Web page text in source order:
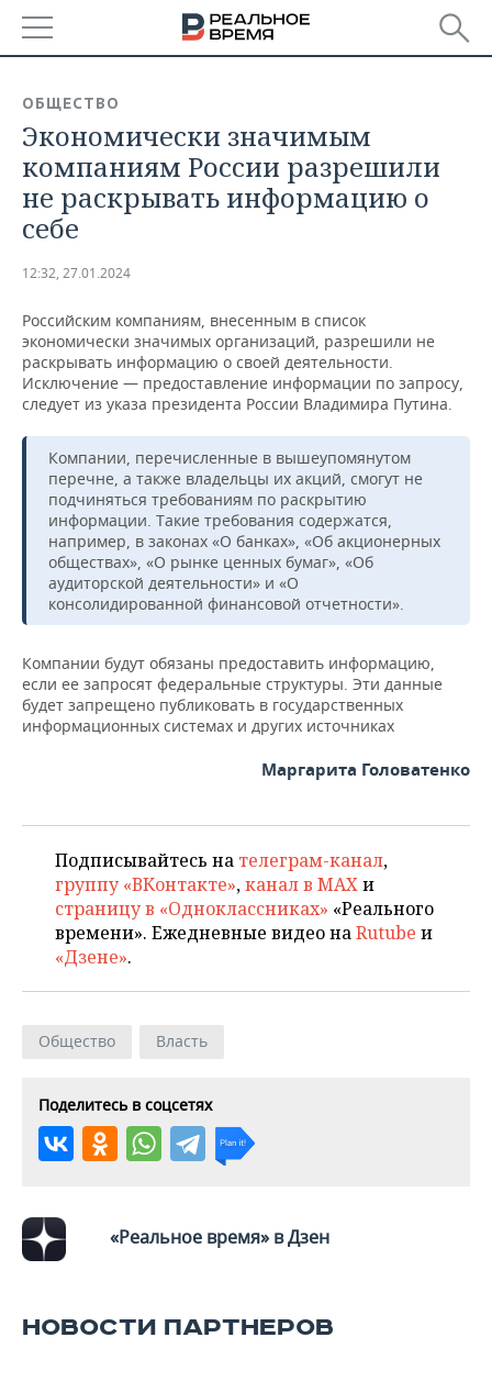
БАШКОРТОСТАН
ТАТАРСТАН
УДМУРТИЯ
НОВОСТИ
АНАЛИТИКА
НОВОСТИ АНАЛИТИКИ
ДЕКЛАРАЦИИ О ДОХОДАХ
КОРОЛИ ГОСЗАКАЗА ПФО
ВУЗЫ ТАТАРСТАНА
КОМУ ПРИНАДЛЕЖАТ
ТОРГОВЫЕ ЦЕНТРЫ
ТАТАРСТАНА
ЭКОНОМИКА
НОВОСТИ ЭКОНОМИКИ
ФИНАНСЫ
БАНКИ
БЮДЖЕТ
ИНВЕСТИЦИИ
ПРОМЫШЛЕННОСТЬ
НОВОСТИ
ПРОМЫШЛЕННОСТИ
АГРОПРОМ
МАШИНОСТРОЕНИЕ
НЕФТЕХИМИЯ
НЕФТЬ
ОПК
НЕДВИЖИМОСТЬ
НОВОСТИ НЕДВИЖИМОСТИ
АВТО
НОВОСТИ АВТО
БИЗНЕС
НОВОСТИ БИЗНЕСА
РОЗНИЧНАЯ ТОРГОВЛЯ
ТРАНСПОРТ
ТЕХНОЛОГИИ
НОВОСТИ ТЕХНОЛОГИЙ
ТЕЛЕКОММУНИКАЦИИ
МЕРОПРИЯТИЯ
НОВОСТИ МЕРОПРИЯТИЙ
БИЗНЕС-БРАНЧИ
ONLINE-КОНФЕРЕНЦИИ
СПОРТ
ФУТБОЛ
ХОККЕЙ
КИБЕРСПОРТ
ФИГУРНОЕ КАТАНИЕ
ВОДНЫЕ ВИДЫ СПОРТА
ХОККЕЙ С МЯЧОМ
НОВОСТИ ОБЩЕСТВА
ВЛАСТЬ
КУЛЬТУРА
МЕДИЦИНА
ОБРАЗОВАНИЕ
ПРОИСШЕСТВИЯ
ФОТОГАЛЕРЕЯ
СЮЖЕТЫ
СПИСОК КОМПАНИЙ
ОБЩЕСТВО
Экономически значимым
компаниям России разрешили
не раскрывать информацию о
себе
12:32, 27.01.2024
Российским компаниям, внесенным в список
экономически значимых организаций, разрешили не
раскрывать информацию о своей деятельности.
Исключение — предоставление информации по запросу,
следует из указа президента России Владимира Путина.
Компании, перечисленные в вышеупомянутом
перечне, а также владельцы их акций, смогут не
подчиняться требованиям по раскрытию
информации. Такие требования содержатся,
например, в законах «О банках», «Об акционерных
обществах», «О рынке ценных бумаг», «Об
аудиторской деятельности» и «О
консолидированной финансовой отчетности».
Компании будут обязаны предоставить информацию,
если ее запросят федеральные структуры. Эти данные
будет запрещено публиковать в государственных
информационных системах и других источниках
Маргарита Головатенко
Подписывайтесь на телеграм-канал,
группу «ВКонтакте»,канал в MAXи
страницу в «Одноклассниках» «Реального
времени». Ежедневные видео наRutube и
«Дзене».
Общество Власть
Поделитесь в соцсетях
«Реальное время» в Дзен
НОВОСТИ ПАРТНЕРОВ